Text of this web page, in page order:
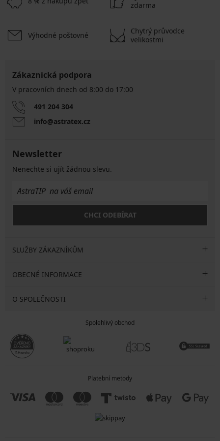
zdarma
Výhodné poštovné
Chytrý průvodce
velikostmi
Zákaznická podpora
V pracovních dnech od 8:00 do 17:00
491 204 304
info@astratex.cz
Newsletter
Nenechte si ujít žádnou slevu.
CHCI ODEBÍRAT
SLUŽBY ZÁKAZNÍKŮM
OBECNÉ INFORMACE
O SPOLEČNOSTI
Spolehlivý obchod
Platební metody